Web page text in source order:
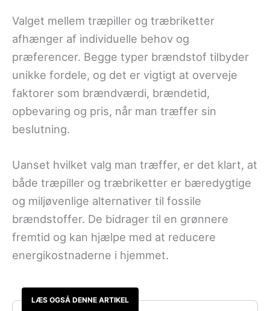
Valget mellem træpiller og træbriketter
afhænger af individuelle behov og
præferencer. Begge typer brændstof tilbyder
unikke fordele, og det er vigtigt at overveje
faktorer som brændværdi, brændetid,
opbevaring og pris, når man træffer sin
beslutning.
Uanset hvilket valg man træffer, er det klart, at
både træpiller og træbriketter er bæredygtige
og miljøvenlige alternativer til fossile
brændstoffer. De bidrager til en grønnere
fremtid og kan hjælpe med at reducere
energikostnaderne i hjemmet.
LÆS OGSÅ DENNE ARTIKEL